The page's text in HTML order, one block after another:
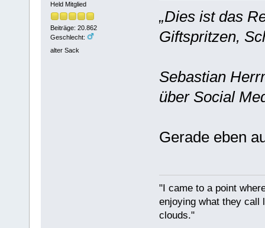
Held Mitglied
Beiträge: 20.862
Geschlecht:
alter Sack
„Dies ist das
Giftspritzen,
Sebastian
über Social
Gerade eben
"I came to a point
enjoying what they call
clouds."